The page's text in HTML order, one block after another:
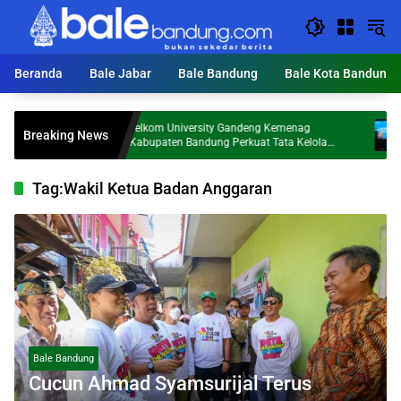
Langsung
konten
Beranda
Bale Jabar Bale Bandung Bale Kota Bandung
Breaking NewsTelkom University Gandeng Kemenag
Kabupaten Bandung Perkuat Tata Kelola
Ekonomi Pesantren
SIG
Tag:Wakil Ketua Badan Anggaran
Bale Bandung
Cucun Ahmad Syamsurijal Terus